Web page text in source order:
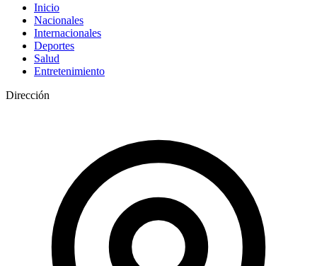
Inicio
Nacionales
Internacionales
Deportes
Salud
Entretenimiento
Dirección